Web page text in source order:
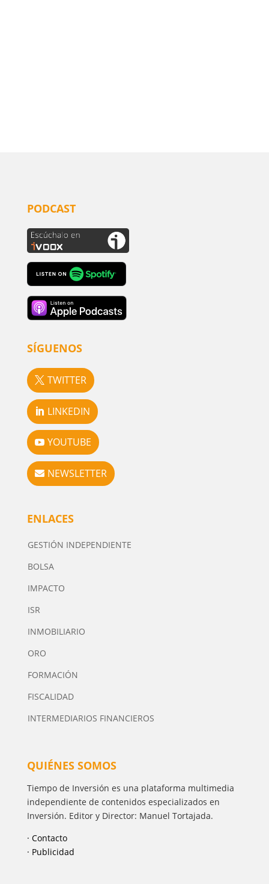
PODCAST
SÍGUENOS
TWITTER
LINKEDIN
YOUTUBE
NEWSLETTER
ENLACES
GESTIÓN INDEPENDIENTE
BOLSA
IMPACTO
ISR
INMOBILIARIO
ORO
FORMACIÓN
FISCALIDAD
INTERMEDIARIOS FINANCIEROS
QUIÉNES SOMOS
Tiempo de Inversión es una plataforma multimedia
independiente de contenidos especializados en
Inversión. Editor y Director: Manuel Tortajada.
· Contacto
· Publicidad